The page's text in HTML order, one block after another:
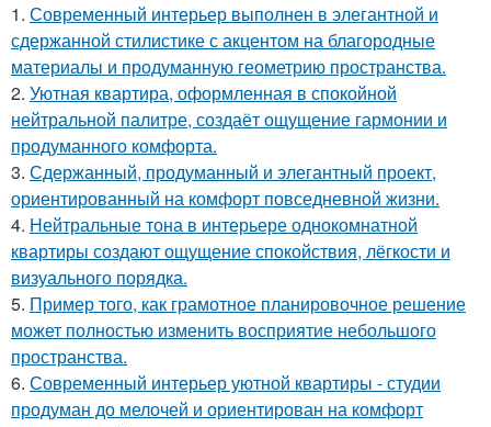
1. Современный интерьер выполнен в элегантной и
сдержанной стилистике с акцентом на благородные
материалы и продуманную геометрию пространства.
2. Уютная квартира, оформленная в спокойной
нейтральной палитре, создаёт ощущение гармонии и
продуманного комфорта.
3. Сдержанный, продуманный и элегантный проект,
ориентированный на комфорт повседневной жизни.
4. Нейтральные тона в интерьере однокомнатной
квартиры создают ощущение спокойствия, лёгкости и
визуального порядка.
5. Пример того, как грамотное планировочное решение
может полностью изменить восприятие небольшого
пространства.
6. Современный интерьер уютной квартиры - студии
продуман до мелочей и ориентирован на комфорт